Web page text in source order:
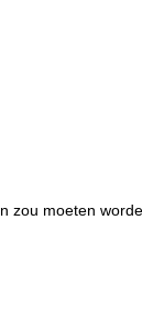
moeten